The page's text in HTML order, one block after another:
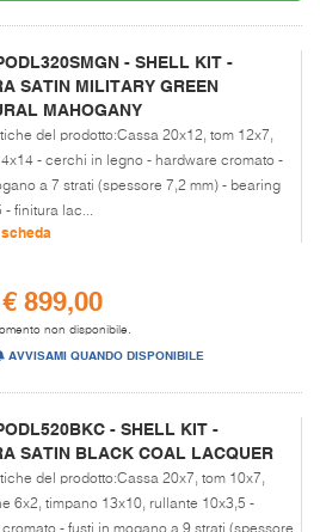
- SHELL KIT -
SATIN MILITARY GREEN
MAHOGANY
del prodotto:Cassa 20x12, tom 12x7,
- cerchi in legno - hardware cromato -
a 7 strati (spessore 7,2 mm) - bearing
- finitura lac...
€ 899,00
non disponibile.
AVVISAMI QUANDO DISPONIBILE
- SHELL KIT -
SATIN BLACK COAL LACQUER
del prodotto:Cassa 20x7, tom 10x7,
6x2, timpano 13x10, rullante 10x3,5 -